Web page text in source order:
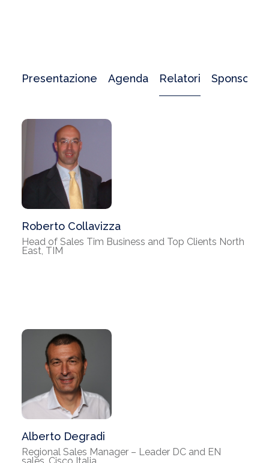
Presentazione Agenda Relatori Sponsor
Roberto Collavizza
Head of Sales Tim Business and Top Clients North
East, TIM
Alberto Degradi
Regional Sales Manager – Leader DC and EN